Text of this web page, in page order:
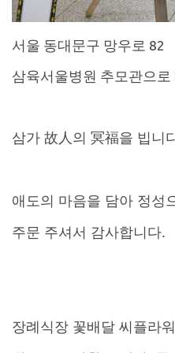
서울 동대문구 망우로 82
삼육서울병원 추모관으로
삼가 故人의 冥福을 빕니
애도의 마음을 담아 정성
주문 주셔서 감사합니다.
장례식장 꽃배달 씨플라워